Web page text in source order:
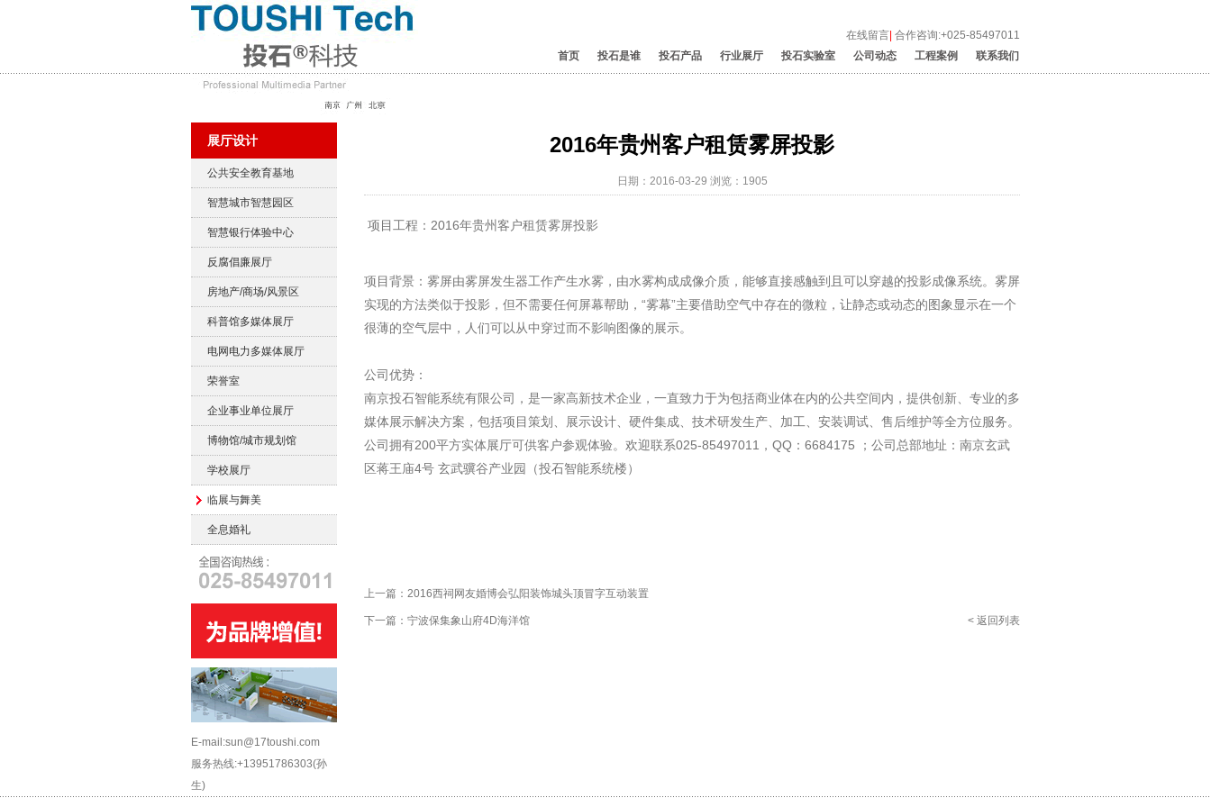
在线留言 合作咨询:+025-85497011
首页
投石是谁 投石产品 行业展厅 投石实验室 公司动态 工程案例 联系我们
展厅设计
公共安全教育基地
智慧城市智慧园区
智慧银行体验中心
反腐倡廉展厅
房地产/商场/风景区
科普馆多媒体展厅
电网电力多媒体展厅
荣誉室
企业事业单位展厅
博物馆/城市规划馆
学校展厅
临展与舞美
全息婚礼
E-mail:sun@17toushi.com
服务热线:+13951786303(孙
生)
2016年贵州客户租赁雾屏投影
日期：2016-03-29 浏览： 1905
项目工程：2016年贵州客户租赁雾屏投影
项目背景：雾屏由雾屏发生器工作产生水雾，由水雾构成成像介质，能够直接感触到且可以穿越的投影成像系统。雾屏
实现的方法类似于投影，但不需要任何屏幕帮助，“雾幕”主要借助空气中存在的微粒，让静态或动态的图象显示在一个
很薄的空气层中，人们可以从中穿过而不影响图像的展示。
公司优势：
南京投石智能系统有限公司，是一家高新技术企业，一直致力于为包括商业体在内的公共空间内，提供创新、专业的多
媒体展示解决方案，包括项目策划、展示设计、硬件集成、技术研发生产、加工、安装调试、售后维护等全方位服务。
公司拥有200平方实体展厅可供客户参观体验。欢迎联系025-85497011，QQ：6684175 ；公司总部地址：南京玄武
区蒋王庙4号 玄武骥谷产业园（投石智能系统楼）
上一篇： 2016西祠网友婚博会弘阳装饰城头顶冒字互动装置
下一篇： 宁波保集象山府4D海洋馆 < 返回列表